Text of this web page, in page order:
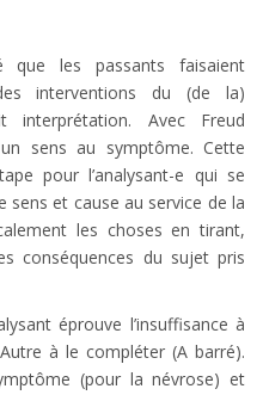
que les passants faisaient
interventions du (de la)
interprétation. Avec Freud
sens au symptôme. Cette
pour l’analysant-e qui se
et cause au service de la
les choses en tirant,
conséquences du sujet pris
éprouve l’insuffisance à
à le compléter (A barré).
(pour la névrose) et